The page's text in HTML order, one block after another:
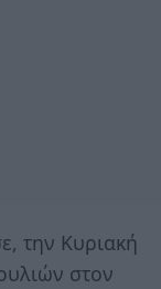
την Κυριακή
στον